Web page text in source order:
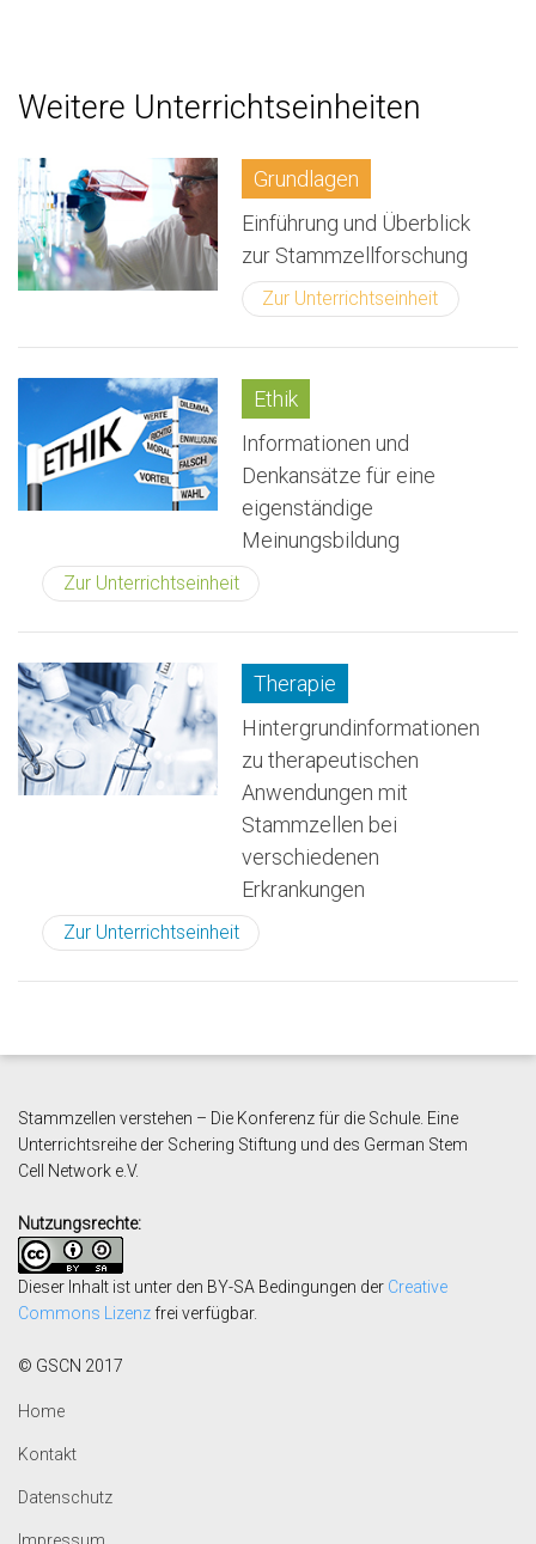
Weitere Unterrichtseinheiten
Grundlagen
Einführung und Überblick
zur Stammzellforschung
Zur Unterrichtseinheit
Ethik
Informationen und
Denkansätze für eine
eigenständige
Meinungsbildung
Zur Unterrichtseinheit
Therapie
Hintergrundinformationen
zu therapeutischen
Anwendungen mit
Stammzellen bei
verschiedenen
Erkrankungen
Zur Unterrichtseinheit
Stammzellen verstehen – Die Konferenz für die Schule. Eine
Unterrichtsreihe der Schering Stiftung und des German Stem
Cell
Network e.V.
Nutzungsrechte:
Dieser Inhalt ist unter den BY-SA Bedingungen der Creative
Commons Lizenz frei verfügbar.
© GSCN 2017
Home
Kontakt
Datenschutz